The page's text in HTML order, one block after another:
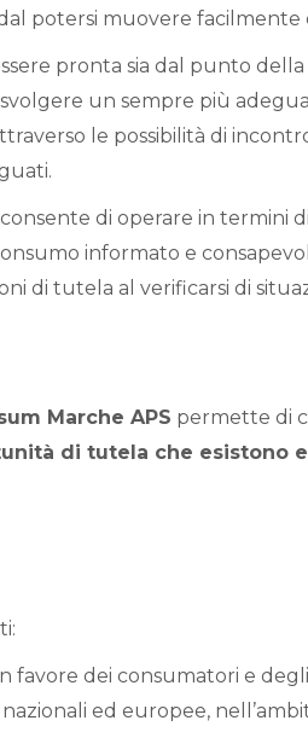
potersi muovere facilmente
pronta sia dal punto
un sempre più
le possibilità di
di operare in termini
informato e
di tutela al verificarsi di
Marche APS permette di
di tutela che esistono
in favore dei consumatori e
ed europee,